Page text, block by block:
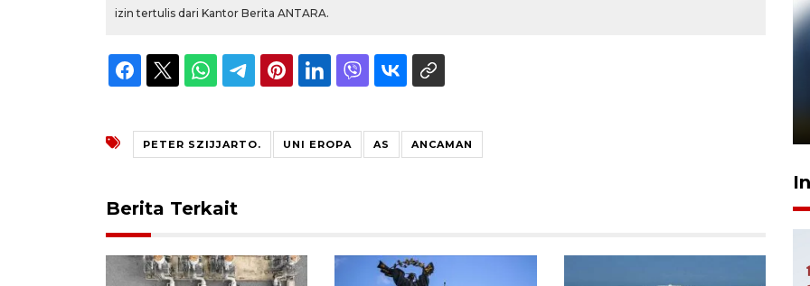
izin tertulis dari Kantor Berita ANTARA.
PETER SZIJJARTO. UNI EROPA AS ANCAMAN
Berita Terkait